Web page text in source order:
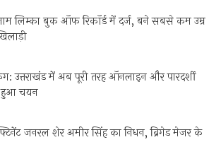
लिम्का बुक ऑफ रिकॉर्ड में दर्ज, बने सबसे कम उम्र
उत्तराखंड में अब पूरी तरह ऑनलाइन और पारदर्शी
हुआ चयन
जनरल शेर अमीर सिंह का निधन, ब्रिगेड मेजर के